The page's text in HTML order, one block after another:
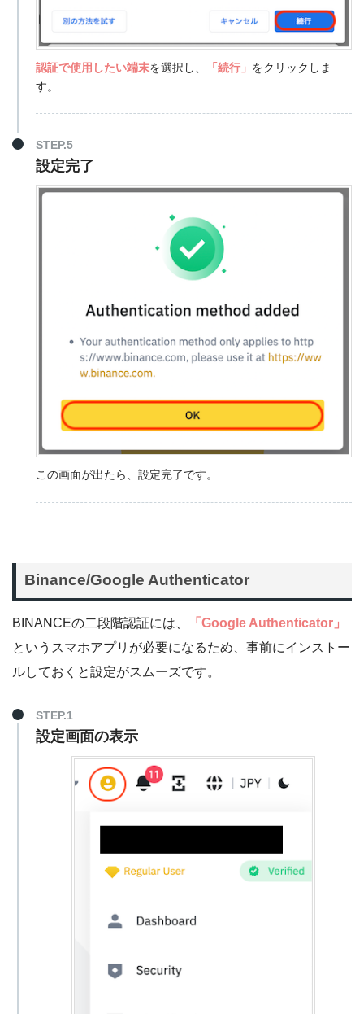
認証で使用したい端末を選択し、 「続行」 をクリックしま
す。
STEP.5
設定完了
この画面が出たら、設定完了です。
Binance/Google Authenticator
BINANCEの二段階認証には、
「Google Authenticator」
というスマホアプリが必要になるため、事前にインストー
ルしておくと設定がスムーズです。
STEP.1
設定画面の表示